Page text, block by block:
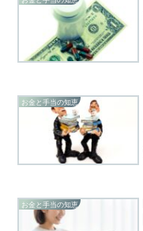
お金と手当の知恵
お金と手当の知恵